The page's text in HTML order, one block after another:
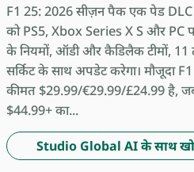
F1 25: 2026 सीज़न पैक एक पेड
को PS5, Xbox Series X S और PC
के नियमों, ऑडी और कैडिलैक टीमों, 11
सर्किट के साथ अपडेट करेगा। मौजूदा
कीमत $29.99/€29.99/£24.99 है,
$44.99+ का...
Studio Global AI के साथ